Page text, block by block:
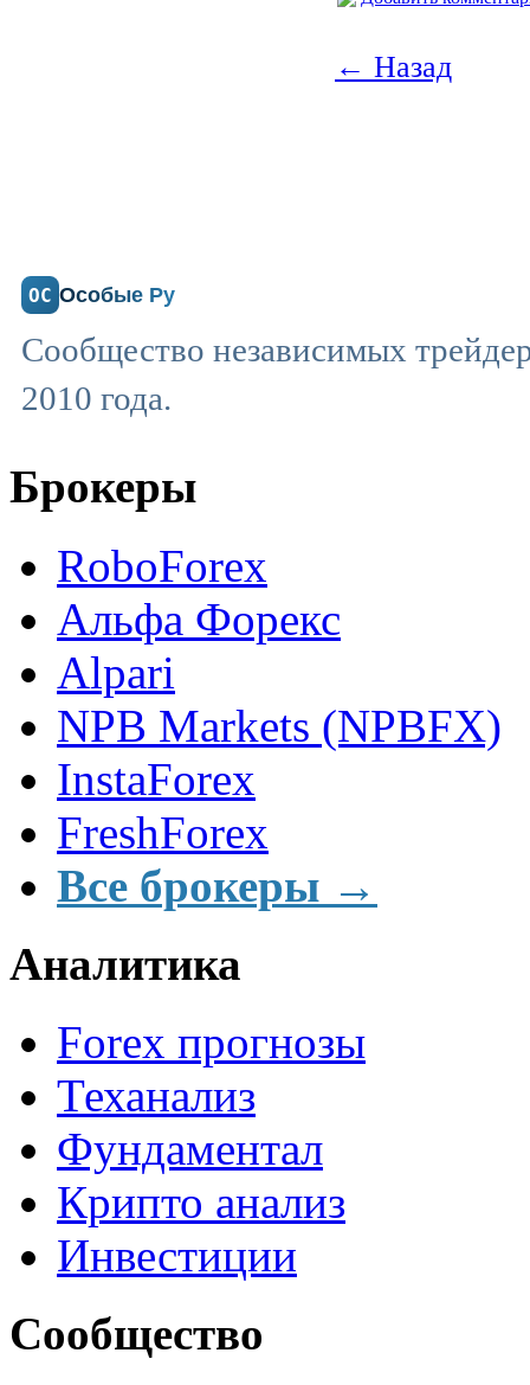
← Назад
ОС Особые Ру
Сообщество независимых
2010 года.
Брокеры
RoboForex
Альфа Форекс
Alpari
NPB Markets (NPBFX)
InstaForex
FreshForex
Все брокеры →
Аналитика
Forex прогнозы
Теханализ
Фундаментал
Крипто анализ
Инвестиции
Сообщество